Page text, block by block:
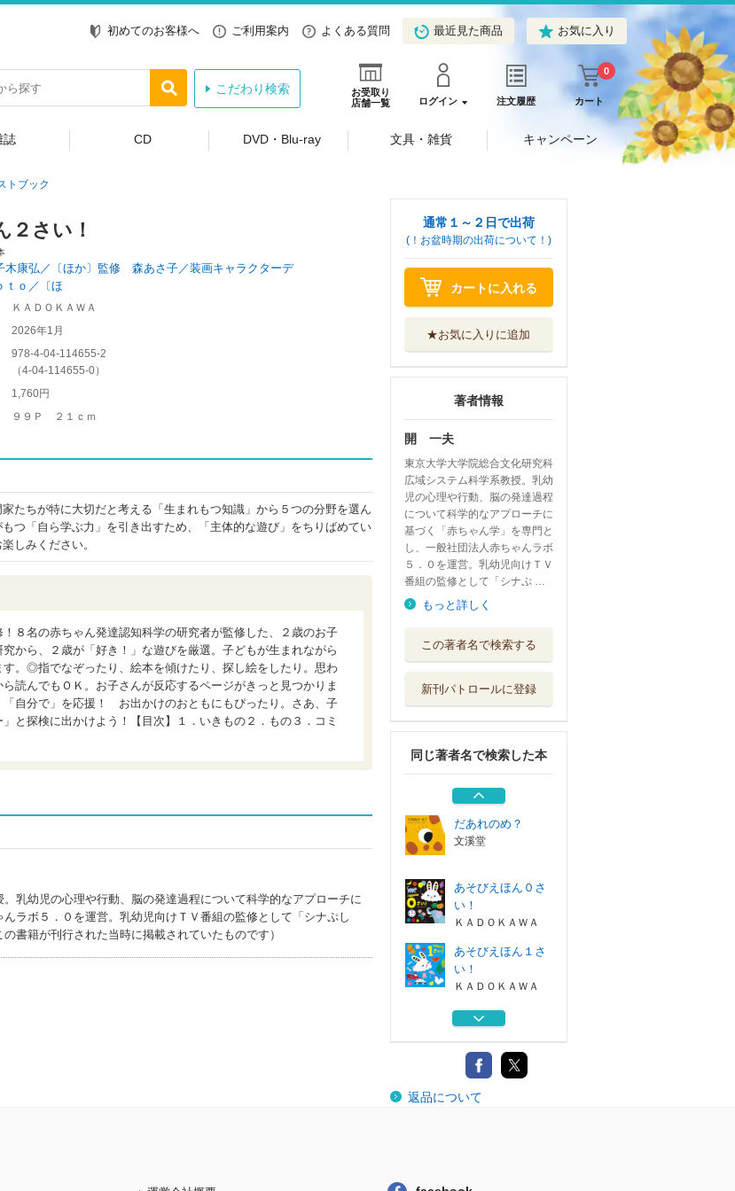
初めてのお客様へ ご利用案内 よくある質問 最近見た商品 お気に入り
お受取り
店舗一覧
ログイン 注文履歴 カート
0
こだわり検索
誌 CD DVD・Blu-ray 文具・雑貨 キャンペーン
トブック
２さい！
康弘／〔ほか〕監修 森あさ子／装画キャラクターデ
ｏ／〔ほ
ＫＡＤＯＫＡＷＡ
2026年1月
978-4-04-114655-2
（4-04-114655-0）
1,760円
９９Ｐ ２１ｃｍ
たちが特に大切だと考える「生まれもつ知識」から５つの分野を選ん
つ「自ら学ぶ力」を引き出すため、「主体的な遊び」をちりばめてい
しみください。
８名の赤ちゃん発達認知科学の研究者が監修した、２歳のお子
から、２歳が「好き！」な遊びを厳選。子どもが生まれながら
。◎指でなぞったり、絵本を傾けたり、探し絵をしたり。思わ
読んでもＯＫ。お子さんが反応するページがきっと見つかりま
自分で」を応援！ お出かけのおともにもぴったり。さあ、子
と探検に出かけよう！【目次】１．いきもの２．もの３．コミ
乳幼児の心理や行動、脳の発達過程について科学的なアプローチに
ラボ５．０を運営。乳幼児向けＴＶ番組の監修として「シナぷし
書籍が刊行された当時に掲載されていたものです）
通常１～２日で出荷
(！お盆時期の出荷について！)
カートに入れる
★お気に入りに追加
著者情報
開 一夫
東京大学大学院総合文化研究科
広域システム科学系教授。乳幼
児の心理や行動、脳の発達過程
について科学的なアプローチに
基づく「赤ちゃん学」を専門と
し、一般社団法人赤ちゃんラボ
５．０を運営。乳幼児向けＴＶ
番組の監修として「シナぷ …
もっと詳しく
この著者名で検索する
新刊パトロールに登録
同じ著者名で検索した本
い！
もいもい おおき
ディスカヴァー...
くまくまくま だ
んだんレストラン
教育画劇
だあれのめ？
文溪堂
あそびえほん０さ
い！
ＫＡＤＯＫＡＷＡ
あそびえほん１さ
い！
ＫＡＤＯＫＡＷＡ
もいもい おおき
ディスカヴァー...
くまくまくま だ
んだんレストラン
返品について